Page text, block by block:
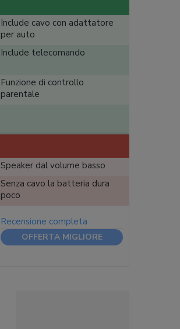
Include cavo con adattatore
per auto
Include telecomando
Funzione di controllo
parentale
Speaker dal volume basso
Senza cavo la batteria dura
poco
Recensione completa
OFFERTA MIGLIORE